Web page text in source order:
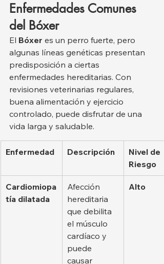
Enfermedades Comunes
del Bóxer
El Bóxer es un perro fuerte, pero
algunas líneas genéticas presentan
predisposición a ciertas
enfermedades hereditarias. Con
revisiones veterinarias regulares,
buena alimentación y ejercicio
controlado, puede disfrutar de una
vida larga y saludable.
Enfermedad Descripción
Nivel de
Riesgo
Cardiomiopa
tía dilatada
Afección
hereditaria
que debilita
el músculo
cardíaco y
puede
causar
Alto